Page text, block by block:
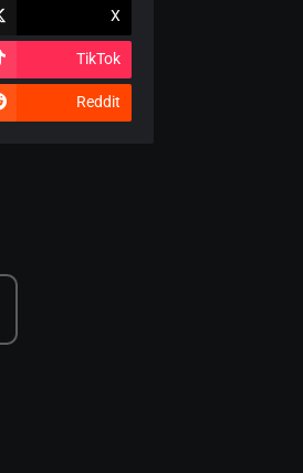
X
TikTok
Reddit